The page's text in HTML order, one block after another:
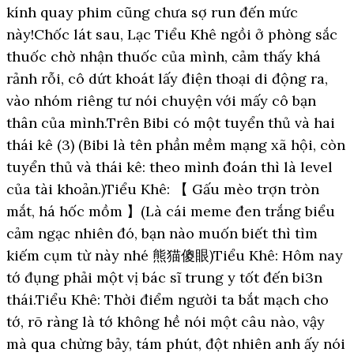
kính quay phim cũng chưa sợ run đến mức
này!Chốc lát sau, Lạc Tiểu Khê ngồi ở phòng sắc
thuốc chờ nhận thuốc của mình, cảm thấy khá
rảnh rỗi, cô dứt khoát lấy điện thoại di động ra,
vào nhóm riêng tư nói chuyện với mấy cô bạn
thân của mình.Trên Bibi có một tuyển thủ và hai
thái kê (3) (Bibi là tên phần mềm mạng xã hội, còn
tuyển thủ và thái kê: theo mình đoán thì là level
của tài khoản.)Tiểu Khê: 【 Gấu mèo trợn tròn
mắt, há hốc mồm 】(Là cái meme đen trắng biểu
cảm ngạc nhiên đó, bạn nào muốn biết thì tìm
kiếm cụm từ này nhé 熊猫傻眼)Tiểu Khê: Hôm nay
tớ đụng phải một vị bác sĩ trung y tốt đến bi3n
thái.Tiểu Khê: Thời điểm người ta bắt mạch cho
tớ, rõ ràng là tớ không hề nói một câu nào, vậy
mà qua chừng bảy, tám phút, đột nhiên anh ấy nói